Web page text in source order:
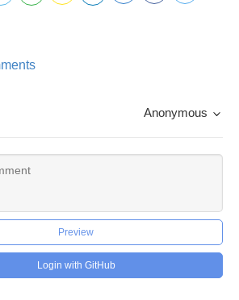
Anonymous
Preview
Login with GitHub